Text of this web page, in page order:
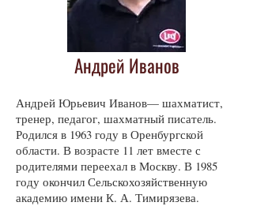
Андрей Иванов
Андрей Юрьевич Иванов— шахматист,
тренер, педагог, шахматный писатель.
Родился в 1963 году в Оренбургской
области. В возрасте 11 лет вместе с
родителями переехал в Москву. В 1985
году окончил Сельскохозяйственную
академию имени К. А. Тимирязева.